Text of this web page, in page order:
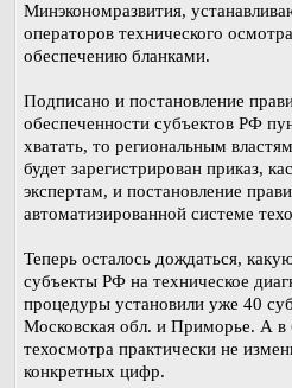
Минэкономразвития,
операторов технического
обеспечению бланками.
Подписано и постановление
обеспеченности субъектов РФ
хватать, то региональным
будет зарегистрирован приказ,
экспертам, и постановление
автоматизированной системе
Теперь осталось дождаться,
субъекты РФ на техническое
процедуры установили уже 40
Московская обл. и Приморье. А в
техосмотра практически не
конкретных цифр.